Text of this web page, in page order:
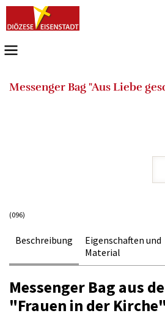
Messenger Bag "Aus Liebe
(096)
Beschreibung
Eigenschaften und
Material
Messenger Bag aus
"Frauen in der Kirche"